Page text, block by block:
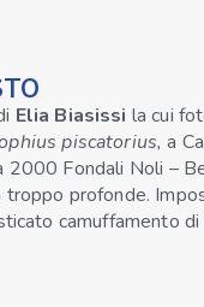
Elia Biasissi la cui
piscatorius, a
2000 Fondali Noli –
troppo profonde.
camuffamento